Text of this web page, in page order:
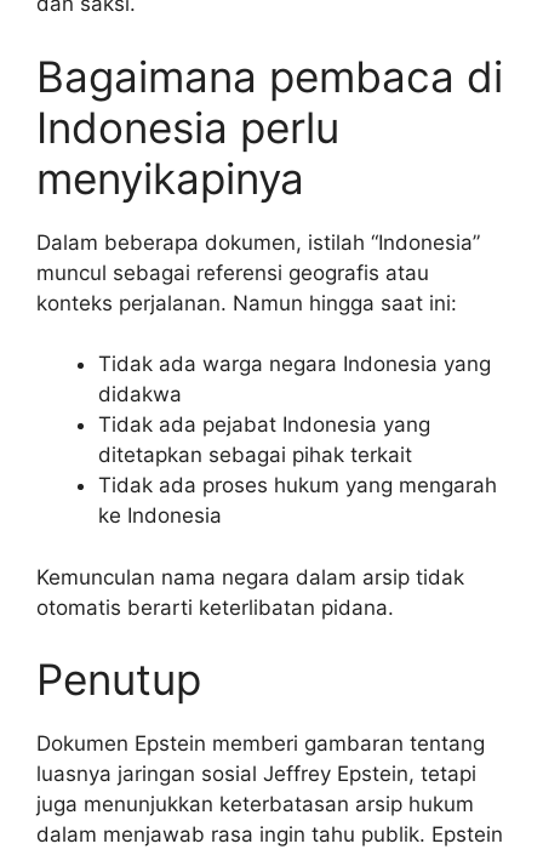
Bagaimana pembaca di
Indonesia perlu
menyikapinya
Dalam beberapa dokumen, istilah “Indonesia”
muncul sebagai referensi geografis atau
konteks perjalanan. Namun hingga saat ini:
Tidak ada warga negara Indonesia yang
didakwa
Tidak ada pejabat Indonesia yang
ditetapkan sebagai pihak terkait
Tidak ada proses hukum yang mengarah
ke Indonesia
Kemunculan nama negara dalam arsip tidak
otomatis berarti keterlibatan pidana.
Penutup
Dokumen Epstein memberi gambaran tentang
luasnya jaringan sosial Jeffrey Epstein, tetapi
juga menunjukkan keterbatasan arsip hukum
dalam menjawab rasa ingin tahu publik. Epstein